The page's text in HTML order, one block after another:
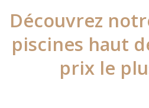
Découvrez
piscines haut
prix le